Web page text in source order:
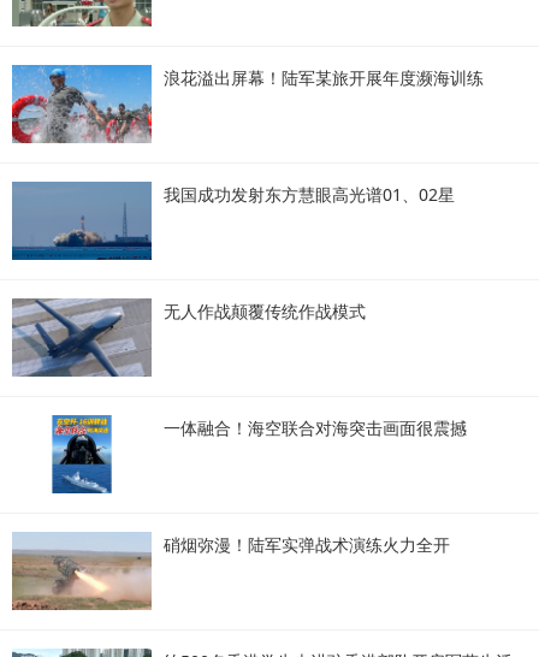
浪花溢出屏幕！陆军某旅开展年度濒海训练
我国成功发射东方慧眼高光谱01、02星
无人作战颠覆传统作战模式
一体融合！海空联合对海突击画面很震撼
硝烟弥漫！陆军实弹战术演练火力全开